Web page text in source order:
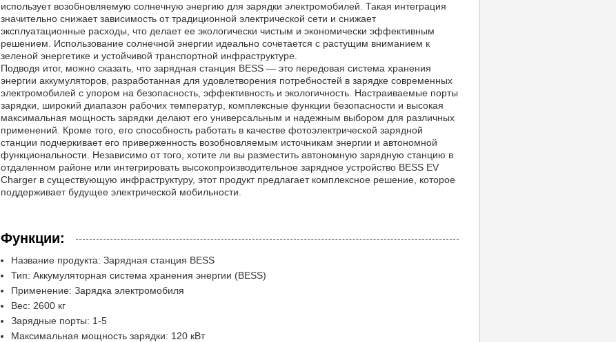
использует возобновляемую солнечную энергию для зарядки электромобилей. Такая интеграция
значительно снижает зависимость от традиционной электрической сети и снижает
эксплуатационные расходы, что делает ее экологически чистым и экономически эффективным
решением. Использование солнечной энергии идеально сочетается с растущим вниманием к
зеленой энергетике и устойчивой транспортной инфраструктуре.
Подводя итог, можно сказать, что зарядная станция BESS — это передовая система хранения
энергии аккумуляторов, разработанная для удовлетворения потребностей в зарядке современных
электромобилей с упором на безопасность, эффективность и экологичность. Настраиваемые порты
зарядки, широкий диапазон рабочих температур, комплексные функции безопасности и высокая
максимальная мощность зарядки делают его универсальным и надежным выбором для различных
применений. Кроме того, его способность работать в качестве фотоэлектрической зарядной
станции подчеркивает его приверженность возобновляемым источникам энергии и автономной
функциональности. Независимо от того, хотите ли вы разместить автономную зарядную станцию ​​в
отдаленном районе или интегрировать высокопроизводительное зарядное устройство BESS EV
Charger в существующую инфраструктуру, этот продукт предлагает комплексное решение, которое
поддерживает будущее электрической мобильности.
Функции:
Название продукта: Зарядная станция BESS
Тип: Аккумуляторная система хранения энергии (BESS)
Применение: Зарядка электромобиля
Вес: 2600 кг
Зарядные порты: 1-5
Максимальная мощность зарядки: 120 кВт